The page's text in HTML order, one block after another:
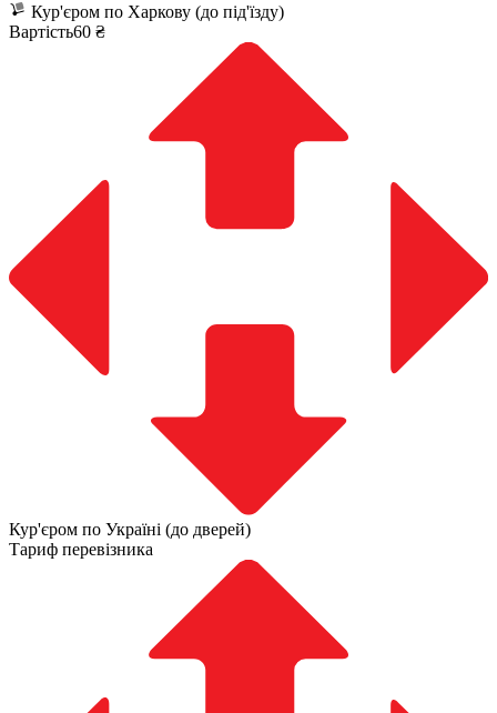
Кур'єром по Харкову (до під'їзду)
Вартість60 ₴
Кур'єром по Україні (до дверей)
Тариф перевізника